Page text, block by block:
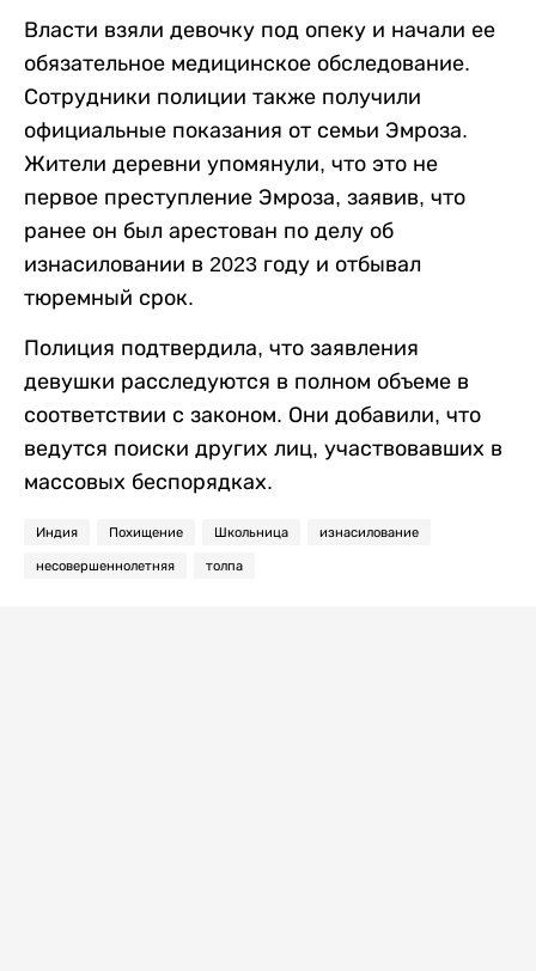
Власти взяли девочку под опеку и начали ее
обязательное медицинское обследование.
Сотрудники полиции также получили
официальные показания от семьи Эмроза.
Жители деревни упомянули, что это не
первое преступление Эмроза, заявив, что
ранее он был арестован по делу об
изнасиловании в 2023 году и отбывал
тюремный срок.
Полиция подтвердила, что заявления
девушки расследуются в полном объеме в
соответствии с законом. Они добавили, что
ведутся поиски других лиц, участвовавших в
массовых беспорядках.
Индия Похищение Школьница изнасилование
несовершеннолетняя толпа